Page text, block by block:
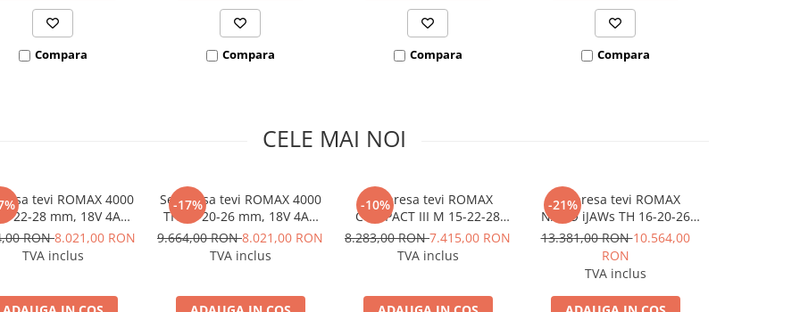
Compara Compara Compara Compara
CELE MAI NOI
tevi ROMAX 4000
22-28 mm, 18V 4Ah
EU
RON8.021,00 RON
TVA inclus
-17%
Set presa tevi ROMAX 4000
TH 16-20-26 mm, 18V 4Ah
EU
9.664,00 RON8.021,00 RON
TVA inclus
-10%
Set presa tevi ROMAX
COMPACT III M 15-22-28
mm, 18V 2Ah EU AMPShare
8.283,00 RON7.415,00 RON
TVA inclus
-21%
Set presa tevi ROMAX
NANO iJAWs TH 16-20-26
mm, 18V 2Ah CAS
13.381,00 RON10.564,00
RON
TVA inclus